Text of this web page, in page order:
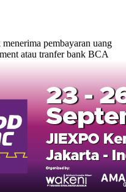
pembayaran uang
atau tranfer bank BCA